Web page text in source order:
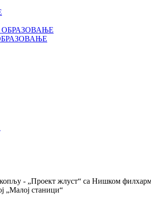
- „Проект жлуст“ сa Нишком
„Малој станици“